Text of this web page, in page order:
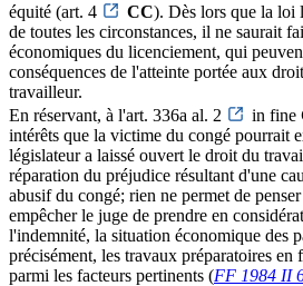
équité (art. 4
CC). Dès lors que la loi
de toutes les circonstances, il ne saurait
économiques du licenciement, qui
conséquences de l'atteinte portée aux
travailleur.
En réservant, à l'art. 336a al. 2
in fine
intérêts que la victime du congé pourrait
législateur a laissé ouvert le droit du
réparation du préjudice résultant d'une
abusif du congé; rien ne permet de
empêcher le juge de prendre en
l'indemnité, la situation économique des
précisément, les travaux préparatoires en
parmi les facteurs pertinents (FF 1984 II